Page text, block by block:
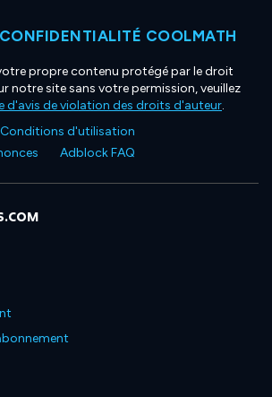
COOLMATH
propre contenu protégé par le droit
notre site sans votre permission, veuillez
d'avis de violation des droits d'auteur.
Conditions d'utilisation
Adblock FAQ